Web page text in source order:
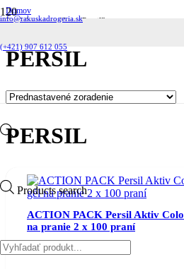
info@rakuskadrogeria.sk
(+421) 907 612 055
Products search
Domov
Produkty so značkou “Persil”
PERSIL
PERSIL
ACTION PACK Persil Aktiv
na pranie 2 x 100 praní
Katalógové číslo: